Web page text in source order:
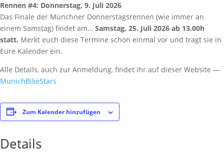
Rennen #4: Donnerstag, 9. Juli 2026
Das Finale der Münchner Donnerstagsrennen (wie immer an
einem Samstag) findet am… Samstag, 25. Juli 2026 ab 13.00h
statt. Merkt euch diese Termine schon einmal vor und tragt sie in
Eure Kalender ein.
Alle Details, auch zur Anmeldung, findet ihr auf dieser Website —
MunichBikeStars
Zum Kalender hinzufügen
Details